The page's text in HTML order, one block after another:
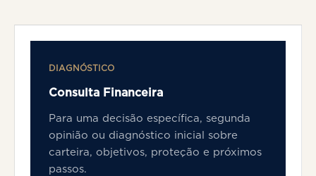
DIAGNÓSTICO
Consulta Financeira
Para uma decisão específica, segunda
opinião ou diagnóstico inicial sobre
carteira, objetivos, proteção e próximos
passos.